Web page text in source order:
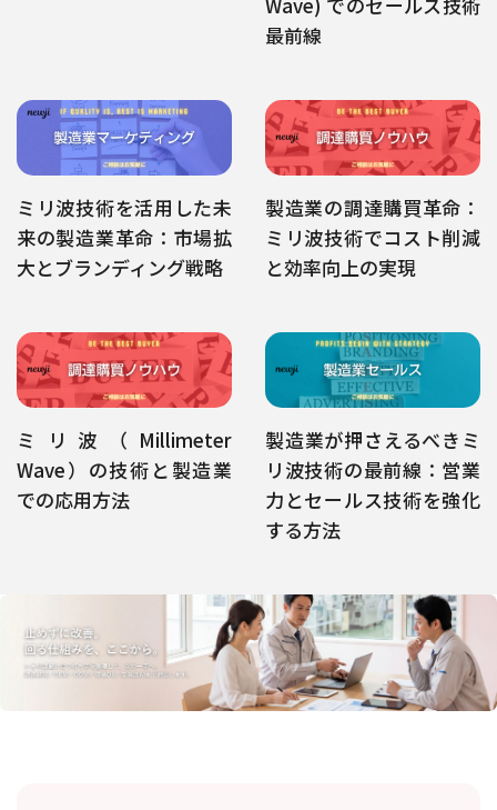
最前線
ミリ波技術を活用した未
来の製造業革命：市場拡
大とブランディング戦略
製造業の調達購買革命：
ミリ波技術でコスト削減
と効率向上の実現
ミリ波（Millimeter
Wave）の技術と製造業
での応用方法
製造業が押さえるべきミ
リ波技術の最前線：営業
力とセールス技術を強化
する方法